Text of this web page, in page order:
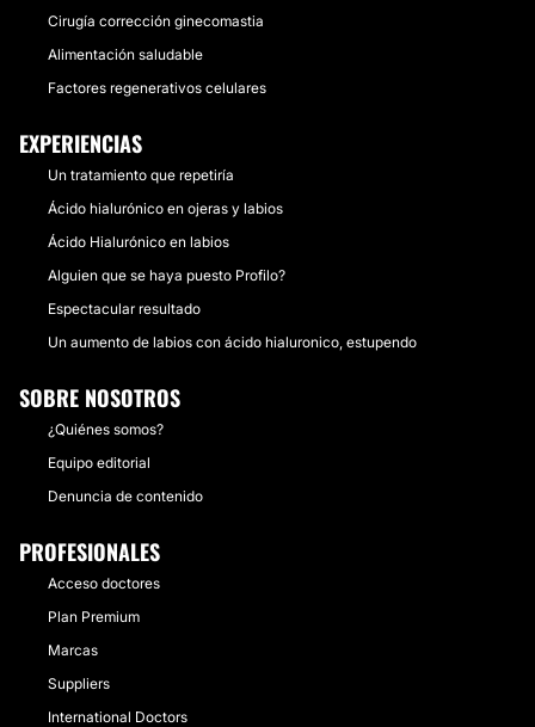
Cirugía corrección ginecomastia
Alimentación saludable
Factores regenerativos celulares
EXPERIENCIAS
Un tratamiento que repetiría
Ácido hialurónico en ojeras y labios
Ácido Hialurónico en labios
Alguien que se haya puesto Profilo?
Espectacular resultado
Un aumento de labios con ácido hialuronico, estupendo
SOBRE NOSOTROS
¿Quiénes somos?
Equipo editorial
Denuncia de contenido
PROFESIONALES
Acceso doctores
Plan Premium
Marcas
Suppliers
International Doctors